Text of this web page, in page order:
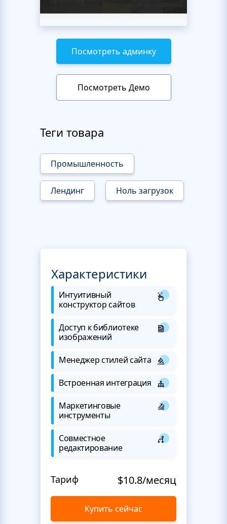
Посмотреть админку
Посмотреть Демо
Теги товара
Промышленность
Лендинг Ноль загрузок
Характеристики
Интуитивный
конструктор сайтов
Доступ к библиотеке
изображений
Менеджер стилей сайта
Встроенная интеграция
Маркетинговые
инструменты
Совместное
редактирование
Тариф $10.8/месяц
Купить сейчас